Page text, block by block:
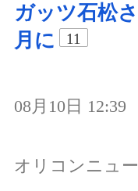
ガッツ石松
月に
11
08月10日 12:39
オリコンニュ